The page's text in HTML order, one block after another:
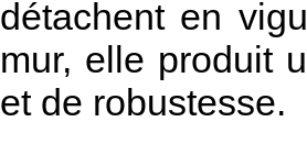
détachent en
mur, elle produit
et de robustesse.